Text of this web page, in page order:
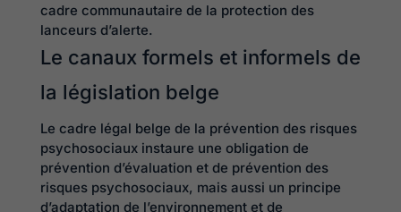
cadre communautaire de la protection des
lanceurs d’alerte.
Le canaux formels et informels de
la législation belge
Le cadre légal belge de la prévention des risques
psychosociaux instaure une obligation de
prévention d’évaluation et de prévention des
risques psychosociaux, mais aussi un principe
d’adaptation de l’environnement et de